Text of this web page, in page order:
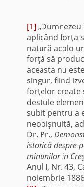
[1]
aplicând forţa
natură acolo
forţă să
aceasta nu
singur, fiind
forţelor create
destule
subit pentru a
neobişnuită,
Dr. Pr.,
istorică despre
minunilor în
Anul I, Nr. 43,
noiembrie